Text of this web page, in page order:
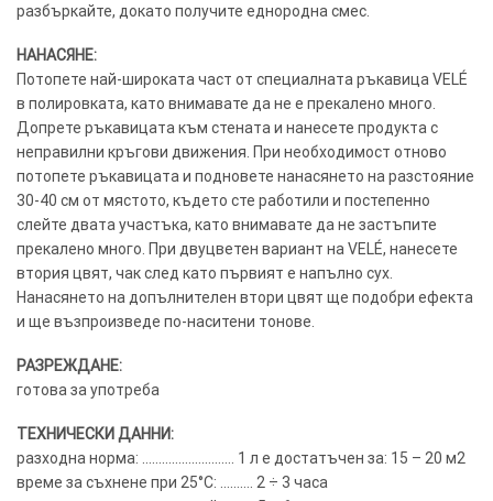
разбъркайте, докато получите еднородна смес.
НАНАСЯНЕ:
Потопете най-широката част от специалната ръкавица VELÉ
в полировката, като внимавате да не е прекалено много.
Допрете ръкавицата към стената и нанесете продукта с
неправилни кръгови движения. При необходимост отново
потопете ръкавицата и подновете нанасянето на разстояние
30-40 см от мястото, където сте работили и постепенно
слейте двата участъка, като внимавате да не застъпите
прекалено много. При двуцветен вариант на VELÉ, нанесете
втория цвят, чак след като първият е напълно сух.
Нанасянето на допълнителен втори цвят ще подобри ефекта
и ще възпроизведе по-наситени тонове.
РАЗРЕЖДАНЕ:
готова за употреба
ТЕХНИЧЕСКИ ДАННИ:
разходна норма: ………………………. 1 л е достатъчен за: 15 – 20 м2
време за съхнене при 25°C: ………. 2 ÷ 3 часа